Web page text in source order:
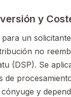
y
un
no
(DSP). Se
de
y